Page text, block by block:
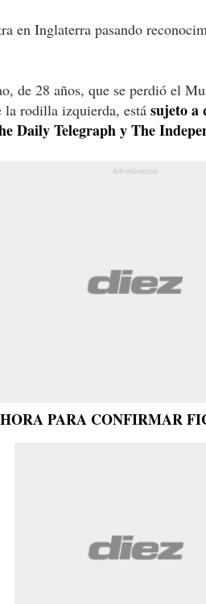
en Inglaterra pasando
de 28 años, que se perdió el
la rodilla izquierda, está sujeto a
Daily Telegraph y The
PARA CONFIRMAR